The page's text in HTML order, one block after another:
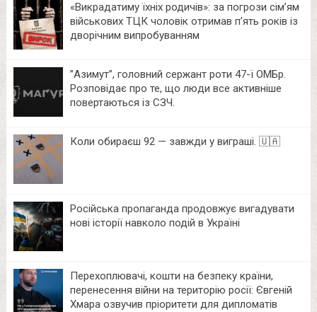
«Викрадатиму їхніх родичів»: за погрози сім’ям
військових ТЦК чоловік отримав п’ять років із
дворічним випробуванням
⁨”Азимут”, головний сержант роти 47-ї ОМБр.
Розповідає про те, що люди все активніше
повертаються із СЗЧ.
Коли обираєш 92 — завжди у виграші. 🇺🇦
Російська пропаганда продовжує вигадувати
нові історії навколо подій в Україні
Перехоплювачі, кошти на безпеку країни,
перенесення війни на територію росії: Євгеній
Хмара озвучив пріоритети для дипломатів